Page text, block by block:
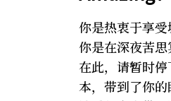
你是热衷于享受
你是在深夜苦思
在此，请暂时
本，带到了你的